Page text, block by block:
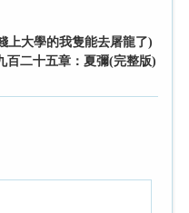
上大學的我隻能去屠龍了)
百二十五章：夏彌(完整版)